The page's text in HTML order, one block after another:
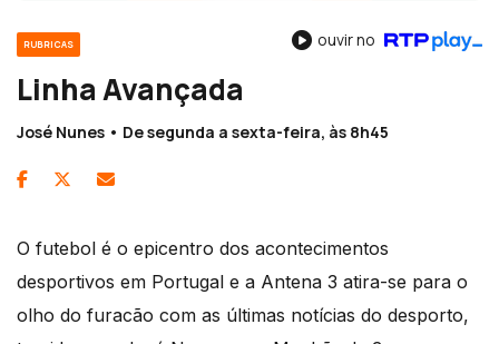
ouvir no
RUBRICAS
Linha Avançada
José Nunes • De segunda a sexta-feira, às 8h45
O futebol é o epicentro dos acontecimentos
desportivos em Portugal e a Antena 3 atira-se para o
olho do furacão com as últimas notícias do desporto,